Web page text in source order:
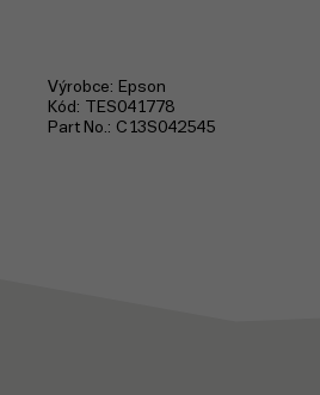
Výrobce
Epson
Kód
TES041778
Part No. C13S042545